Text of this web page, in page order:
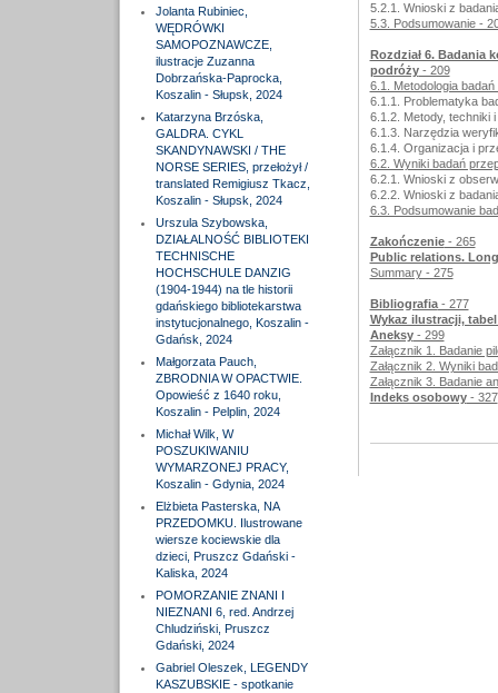
Jolanta Rubiniec,
WĘDRÓWKI
SAMOPOZNAWCZE,
ilustracje Zuzanna
Dobrzańska-Paprocka,
Koszalin - Słupsk, 2024
Katarzyna Brzóska,
GALDRA. CYKL
SKANDYNAWSKI / THE
NORSE SERIES, przełożył /
translated Remigiusz Tkacz,
Koszalin - Słupsk, 2024
Urszula Szybowska,
DZIAŁALNOŚĆ BIBLIOTEKI
TECHNISCHE
HOCHSCHULE DANZIG
(1904-1944) na tle historii
gdańskiego bibliotekarstwa
instytucjonalnego, Koszalin -
Gdańsk, 2024
Małgorzata Pauch,
ZBRODNIA W OPACTWIE.
Opowieść z 1640 roku,
Koszalin - Pelplin, 2024
Michał Wilk, W
POSZUKIWANIU
WYMARZONEJ PRACY,
Koszalin - Gdynia, 2024
Elżbieta Pasterska, NA
PRZEDOMKU. Ilustrowane
wiersze kociewskie dla
dzieci, Pruszcz Gdański -
Kaliska, 2024
POMORZANIE ZNANI I
NIEZNANI 6, red. Andrzej
Chludziński, Pruszcz
Gdański, 2024
Gabriel Oleszek, LEGENDY
KASZUBSKIE - spotkanie
5.2.1. Wnioski z
5.3. Podsumowanie -
Rozdział 6. Badania
podróży- 209
6.1. Metodologia badań
6.1.1. Problematyka
6.1.2. Metody, techniki
6.1.3. Narzędzia
6.1.4. Organizacja i
6.2. Wyniki badań
6.2.1. Wnioski z
6.2.2. Wnioski z
6.3. Podsumowanie
Zakończenie- 265
Public relations.
Summary - 275
Bibliografia- 277
Wykaz ilustracji,
Aneksy- 299
Załącznik 1. Badanie
Załącznik 2. Wyniki
Załącznik 3. Badanie
Indeks osobowy- 327